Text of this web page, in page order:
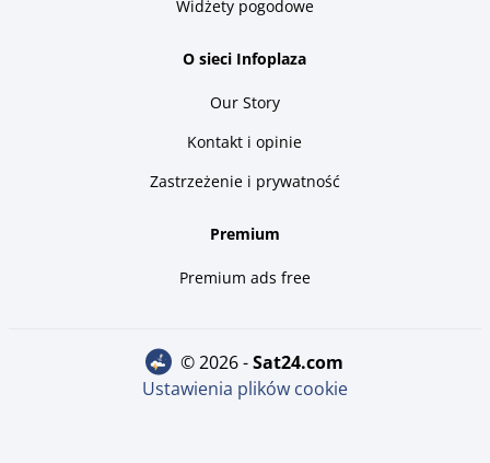
Widżety pogodowe
O sieci Infoplaza
Our Story
Kontakt i opinie
Zastrzeżenie i prywatność
Premium
Premium ads free
© 2026 - sat24.com
Ustawienia plików cookie